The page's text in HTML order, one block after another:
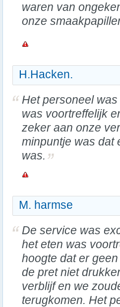
waren van
onze
H.Hacken.
Het personeel
was voortreffelijk
zeker aan onze
minpuntje was dat
was.
M. harmse
De service was
het eten was
hoogte dat er
de pret niet
verblijf en we
terugkomen. Het